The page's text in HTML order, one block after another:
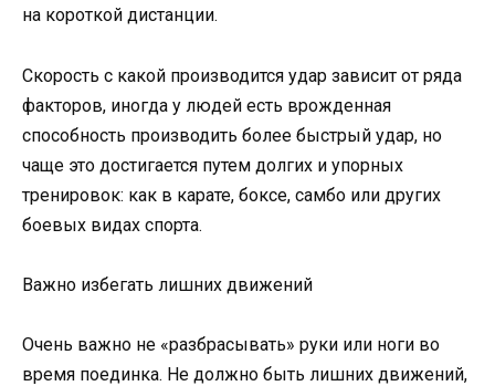
на короткой дистанции.
Скорость с какой производится удар зависит от ряда
факторов, иногда у людей есть врожденная
способность производить более быстрый удар, но
чаще это достигается путем долгих и упорных
тренировок: как в карате, боксе, самбо или других
боевых видах спорта.
Важно избегать лишних движений
Очень важно не «разбрасывать» руки или ноги во
время поединка. Не должно быть лишних движений,